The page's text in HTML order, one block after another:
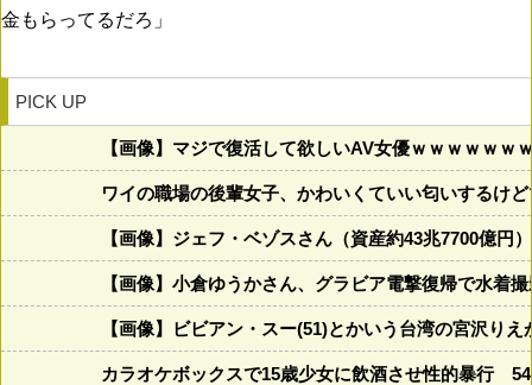
金もらってるだろ」
PICK UP
【画像】マジで復活して欲しいAV女優ｗｗｗｗｗｗ
ワイの職場の後輩女子、かわいくていい匂いするけ
【画像】ジェフ・ベゾスさん（資産約43兆7700億円
【画像】小倉ゆうかさん、グラビア電撃復帰で水着
【画像】ビビアン・スー(51)とかいう台湾の宮沢り
カラオケボックスで15歳少女に飲酒させ性的暴行